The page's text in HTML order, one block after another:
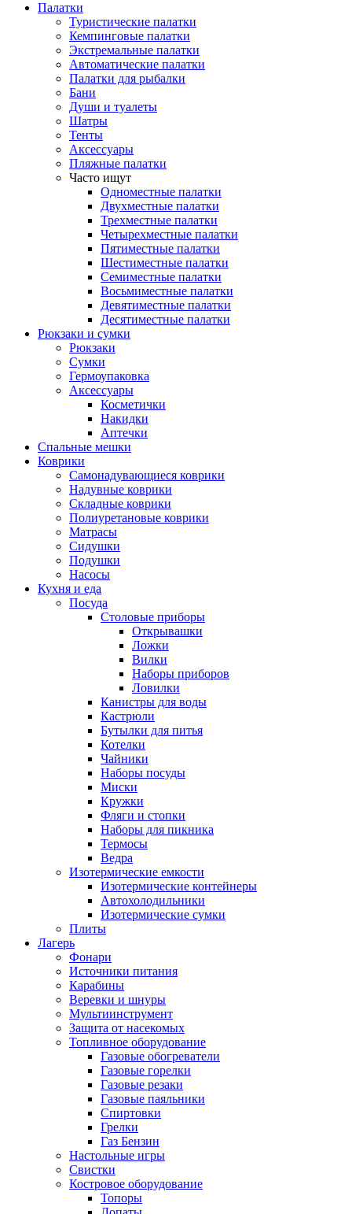
Палатки
Туристические палатки
Кемпинговые палатки
Экстремальные палатки
Автоматические палатки
Палатки для рыбалки
Бани
Души и туалеты
Шатры
Тенты
Аксессуары
Пляжные палатки
Часто ищут
Одноместные палатки
Двухместные палатки
Трехместные палатки
Четырехместные палатки
Пятиместные палатки
Шестиместные палатки
Семиместные палатки
Восьмиместные палатки
Девятиместные палатки
Десятиместные палатки
Рюкзаки и сумки
Рюкзаки
Сумки
Гермоупаковка
Аксессуары
Косметички
Накидки
Аптечки
Спальные мешки
Коврики
Самонадувающиеся коврики
Надувные коврики
Складные коврики
Полиуретановые коврики
Матрасы
Сидушки
Подушки
Насосы
Кухня и еда
Посуда
Столовые приборы
Открывашки
Ложки
Вилки
Наборы приборов
Ловилки
Канистры для воды
Кастрюли
Бутылки для питья
Котелки
Чайники
Наборы посуды
Миски
Кружки
Фляги и стопки
Наборы для пикника
Термосы
Ведра
Изотермические емкости
Изотермические контейнеры
Автохолодильники
Изотермические сумки
Плиты
Лагерь
Фонари
Источники питания
Карабины
Веревки и шнуры
Мультиинструмент
Защита от насекомых
Топливное оборудование
Газовые обогреватели
Газовые горелки
Газовые резаки
Газовые паяльники
Спиртовки
Грелки
Газ Бензин
Настольные игры
Свистки
Костровое оборудование
Топоры